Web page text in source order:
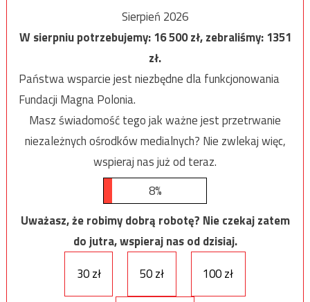
Sierpień 2026
W sierpniu potrzebujemy:16 500zł, zebraliśmy:1351
zł.
Państwa wsparcie jest niezbędne dla funkcjonowania
Fundacji Magna Polonia.
Masz świadomość tego jak ważne jest przetrwanie
niezależnych ośrodków medialnych? Nie zwlekaj więc,
wspieraj nas już od teraz.
8%
Uważasz, że robimy dobrą robotę? Nie czekaj zatem
do jutra, wspieraj nas od dzisiaj.
30 zł
50 zł 100 zł